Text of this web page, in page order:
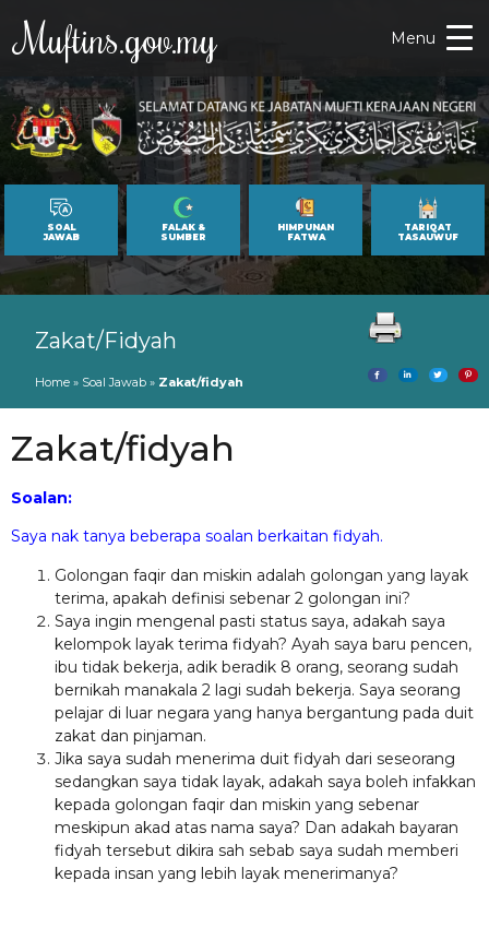
Muftins.gov.my Menu
SOAL
JAWAB
FALAK &
SUMBER
HIMPUNAN
FATWA
TARIQAT
TASAUWUF
Zakat/fidyah
Home » Soal Jawab » Zakat/fidyah
Zakat/fidyah
Soalan:
Saya nak tanya beberapa soalan berkaitan fidyah.
Golongan faqir dan miskin adalah golongan yang layak
terima, apakah definisi sebenar 2 golongan ini?
Saya ingin mengenal pasti status saya, adakah saya
kelompok layak terima fidyah? Ayah saya baru pencen,
ibu tidak bekerja, adik beradik 8 orang, seorang sudah
bernikah manakala 2 lagi sudah bekerja. Saya seorang
pelajar di luar negara yang hanya bergantung pada duit
zakat dan pinjaman.
Jika saya sudah menerima duit fidyah dari seseorang
sedangkan saya tidak layak, adakah saya boleh infakkan
kepada golongan faqir dan miskin yang sebenar
meskipun akad atas nama saya? Dan adakah bayaran
fidyah tersebut dikira sah sebab saya sudah memberi
kepada insan yang lebih layak menerimanya?